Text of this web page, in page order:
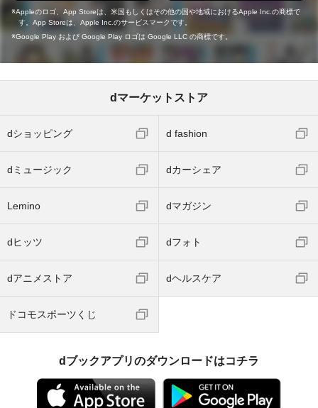
Appleのロゴ、App Storeは、米国もしくはその他の国や地域におけるApple Inc.の商標で
す。App Storeは、Apple Inc.のサービスマークです。
Google Play および Google Play ロゴは Google LLC の商標です。
dマーケットストア
dショッピング d fashion
dミュージック dカーシェア
Lemino dマガジン
dヒッツ dフォト
dアニメストア dヘルスケア
ドコモスポーツくじ
dブックアプリのダウンロードはコチラ